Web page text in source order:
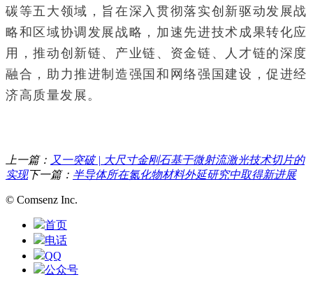
碳等五大领域，旨在深入贯彻落实创新驱动发展战
略和区域协调发展战略，加速先进技术成果转化应
用，推动创新链、产业链、资金链、人才链的深度
融合，助力推进制造强国和网络强国建设，促进经
济高质量发展。
上一篇： 又一突破 | 大尺寸金刚石基于微射流激光技术切片的
实现下一篇： 半导体所在氮化物材料外延研究中取得新进展
© Comsenz Inc.
首页
电话
QQ
公众号